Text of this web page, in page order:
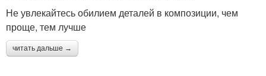
Не увлекайтесь обилием деталей в композиции, чем
проще, тем лучше
читать дальше →